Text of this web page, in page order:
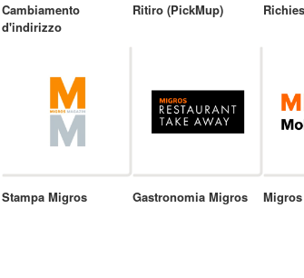
Cambiamento
d'indirizzo
Ritiro (PickMup)
Stampa Migros Gastronomia Migros